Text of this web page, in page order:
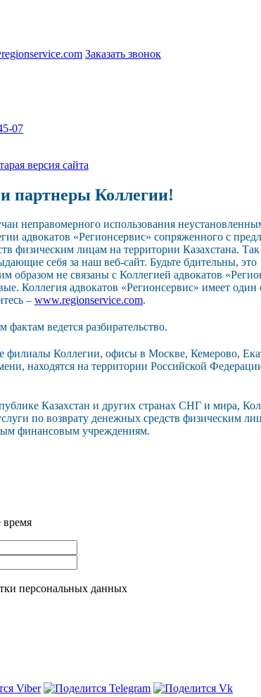
Заказать звонок
07
версия сайта
партнеры Коллегии!
неправомерного использования
адвокатов «Регионсервис» сопряженного с
физическим лицам на территории Казахстана.
себя за наш веб-сайт. Будьте бдительны, это
образом не связаны с Коллегией адвокатов
Коллегия адвокатов «Регионсервис» имеет
– www.regionservice.com.
ведется разбирательство.
Коллегии, офисы в Москве, Кемерово,
находятся на территории Российской
Казахстан и других странах СНГ и мира,
по возврату денежных средств физическим
финансовым учреждениям.
персональных данных